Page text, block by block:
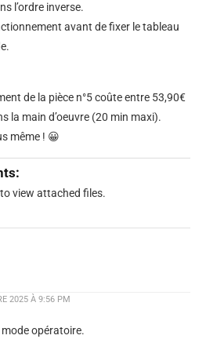
l’ordre inverse.
avant de fixer le tableau
de la pièce n°5 coûte entre 53,90€
la main d’oeuvre (20 min maxi).
même ! 😀
to view attached files.
2025 À 9:56 PM
opératoire.